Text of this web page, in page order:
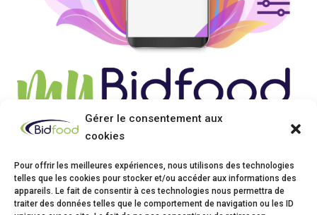
Gérer le consentement aux
cookies
Pour offrir les meilleures expériences, nous utilisons des technologies
telles que les cookies pour stocker et/ou accéder aux informations des
appareils. Le fait de consentir à ces technologies nous permettra de
traiter des données telles que le comportement de navigation ou les ID
Bidfood Thuin